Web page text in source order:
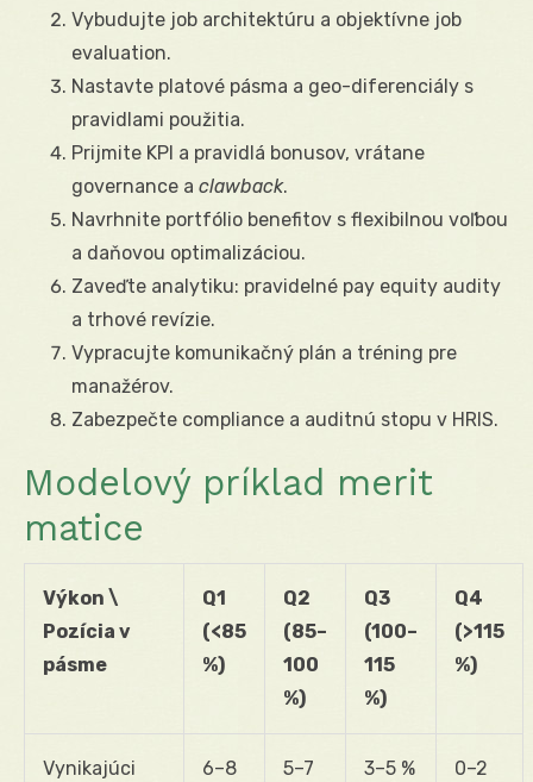
Vybudujte job architektúru a objektívne job
evaluation.
Nastavte platové pásma a geo-diferenciály s
pravidlami použitia.
Prijmite KPI a pravidlá bonusov, vrátane
governance a clawback.
Navrhnite portfólio benefitov s flexibilnou voľbou
a daňovou optimalizáciou.
Zaveďte analytiku: pravidelné pay equity audity
a trhové revízie.
Vypracujte komunikačný plán a tréning pre
manažérov.
Zabezpečte compliance a auditnú stopu v HRIS.
Modelový príklad merit
matice
Výkon \
Pozícia v
pásme
Q1
(<85
%)
Q2
(85–
100
%)
Q3
(100–
115
%)
Q4
(>115
%)
Vynikajúci
6–8
5–7
3–5 %
0–2